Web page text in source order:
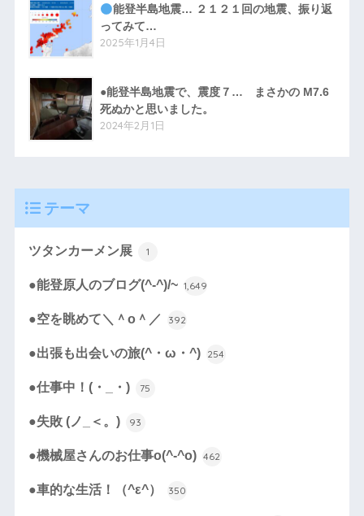
能登半島地震… ２１２１回の地震、振り返
ってみて…
2025年1月4日
●能登半島地震で、震度７… まさかの M7.6
死ぬかと思いました。
2024年2月1日
テーマ
ツタンカーメン展 1
●能登原人のブログ(^-^)/~ 1,649
●空を眺めて＼＾o＾／ 392
●出張も出会いの旅(^・ω・^) 254
●仕事中！(・_・) 75
●失敗 (ノ_＜。) 93
●機械屋さんのお仕事o(^-^o) 462
●車的な生活！（^ε^） 350